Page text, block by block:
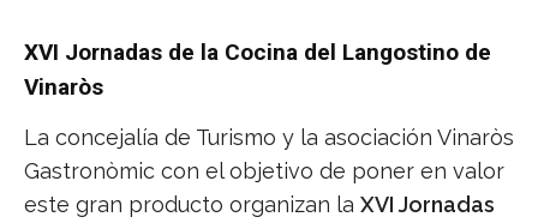
XVI Jornadas de la Cocina del Langostino de
Vinaròs
La concejalía de Turismo y la asociación Vinaròs
Gastronòmic con el objetivo de poner en valor
este gran producto organizan la XVI Jornadas